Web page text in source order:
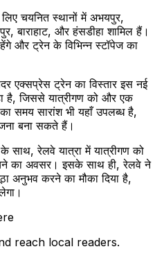
चयनित स्थानों में अभयपुर,
बाराहाट, और हंसडीहा शामिल हैं।
और ट्रेन के विभिन्न स्टॉपेज का
एक्सप्रेस ट्रेन का विस्तार इस नई
है, जिससे यात्रीगण को और एक
समय सारांश भी यहाँ उपलब्ध है,
बना सकते हैं।
रेलवे यात्रा में यात्रीगण को
का अवसर। इसके साथ ही, रेलवे ने
अनुभव करने का मौका दिया है,
reach local readers.